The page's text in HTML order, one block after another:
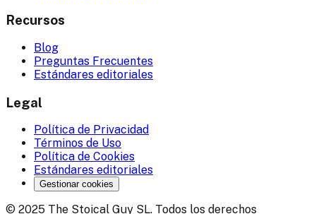
Recursos
Blog
Preguntas Frecuentes
Estándares editoriales
Legal
Política de Privacidad
Términos de Uso
Política de Cookies
Estándares editoriales
Gestionar cookies
© 2025 The Stoical Guy SL. Todos los derechos